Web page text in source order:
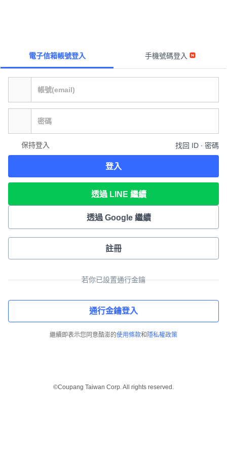
電子信箱帳號登入 手機號碼登入
保持登入 找回 ID ∙ 密碼
登入
透過 LINE 繼續
透過 Google 繼續
註冊
若你已設置通行金鑰
通行金鑰登入
繼續即表示您同意酷澎的使用條款和 隱私權政策
©Coupang Taiwan Corp. All rights reserved.